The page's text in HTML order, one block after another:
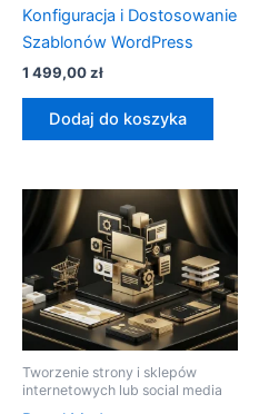
Konfiguracja i Dostosowanie
Szablonów WordPress
1 499,00zł
Dodaj do koszyka
Tworzenie strony i sklepów
internetowych lub social media